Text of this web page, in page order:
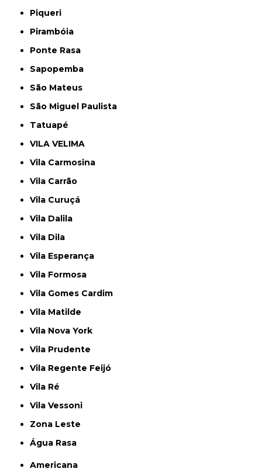
Piqueri
Pirambóia
Ponte Rasa
Sapopemba
São Mateus
São Miguel Paulista
Tatuapé
VILA VELIMA
Vila Carmosina
Vila Carrão
Vila Curuçá
Vila Dalila
Vila Dila
Vila Esperança
Vila Formosa
Vila Gomes Cardim
Vila Matilde
Vila Nova York
Vila Prudente
Vila Regente Feijó
Vila Ré
Vila Vessoni
Zona Leste
Água Rasa
Americana